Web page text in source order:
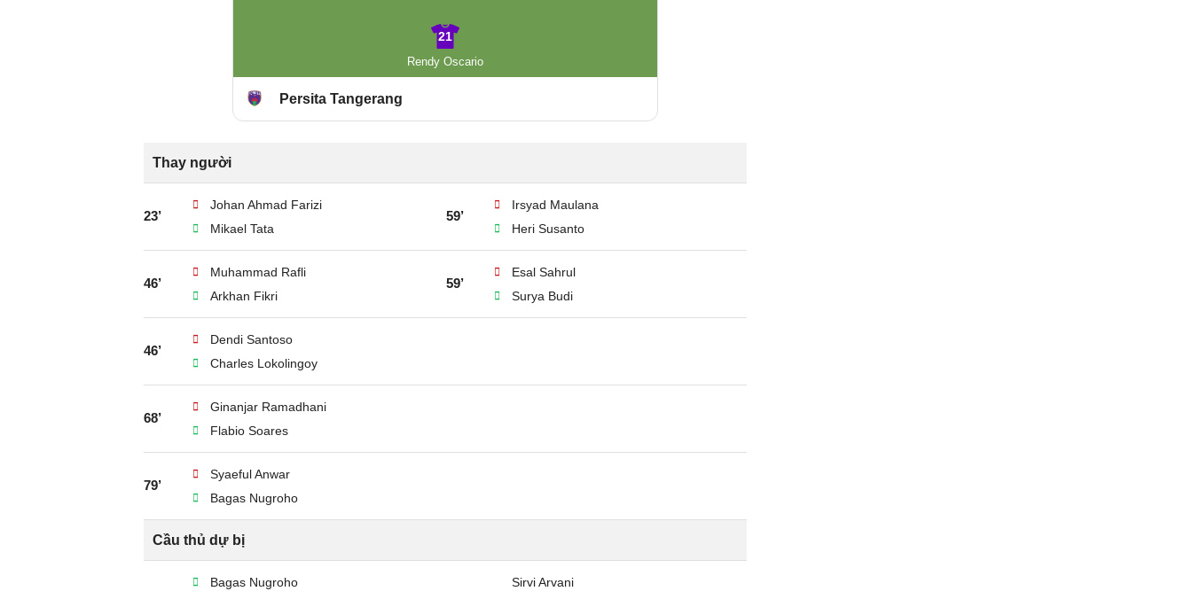
21
Rendy Oscario
Persita Tangerang
Thay người
23’
Johan Ahmad Farizi
Mikael Tata
59’
Irsyad Maulana
Heri Susanto
46’
Muhammad Rafli
Arkhan Fikri
59’
Esal Sahrul
Surya Budi
46’
Dendi Santoso
Charles Lokolingoy
68’
Ginanjar Ramadhani
Flabio Soares
79’
Syaeful Anwar
Bagas Nugroho
Cầu thủ dự bị
Bagas Nugroho Sirvi Arvani